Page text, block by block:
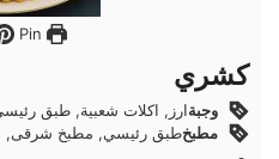
Pin
كشري
وجبةارز, اكلات شعبية, طبق
مطبخطبق رئيسي, مطبخ شرقى,